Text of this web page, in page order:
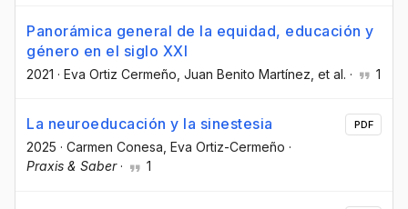
Panorámica general de la equidad, educación y
género en el siglo XXI
2021 · Eva Ortiz Cermeño , Juan Benito Martínez , et al. · 1
La neuroeducación y la sinestesia
2025 · Carmen Conesa , Eva Ortiz-Cermeño ·
Praxis & Saber· 1
PDF